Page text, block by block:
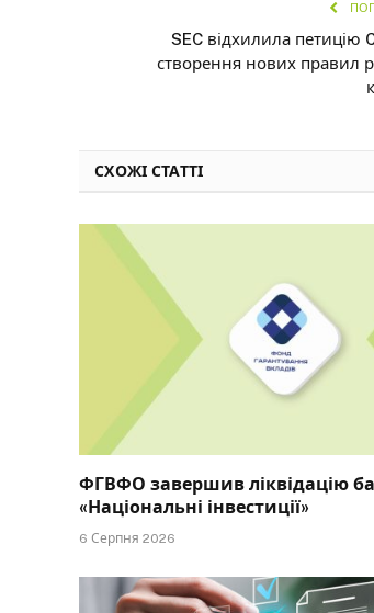
SEC відхилила петицію
створення нових правил
СХОЖІ СТАТТІ
ФГВФО завершив ліквідацію
«Національні інвестиції»
6 Серпня 2026